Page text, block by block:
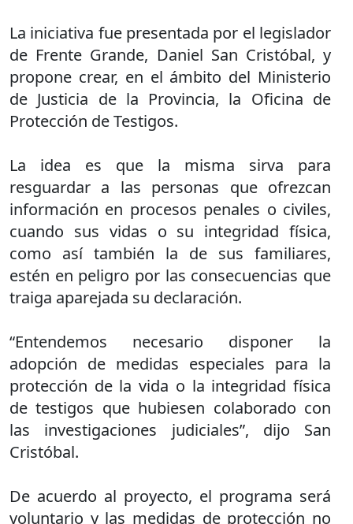
La iniciativa fue presentada por el legislador
de Frente Grande, Daniel San Cristóbal, y
propone crear, en el ámbito del Ministerio
de Justicia de la Provincia, la Oficina de
Protección de Testigos.
La idea es que la misma sirva para
resguardar a las personas que ofrezcan
información en procesos penales o civiles,
cuando sus vidas o su integridad física,
como así también la de sus familiares,
estén en peligro por las consecuencias que
traiga aparejada su declaración.
“Entendemos necesario disponer la
adopción de medidas especiales para la
protección de la vida o la integridad física
de testigos que hubiesen colaborado con
las investigaciones judiciales”, dijo San
Cristóbal.
De acuerdo al proyecto, el programa será
voluntario y las medidas de protección no